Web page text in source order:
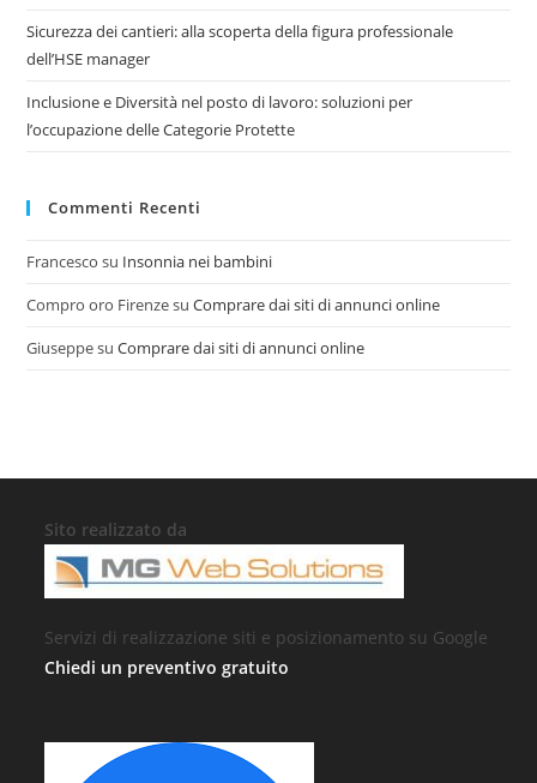
Sicurezza dei cantieri: alla scoperta della figura professionale
dell’HSE manager
Inclusione e Diversità nel posto di lavoro: soluzioni per
l’occupazione delle Categorie Protette
Commenti Recenti
Francesco su Insonnia nei bambini
Compro oro FirenzesuComprare dai siti di annunci online
GiuseppesuComprare dai siti di annunci online
Sito realizzato da
Servizi di realizzazione siti e posizionamento su Google
Chiedi un preventivo gratuito